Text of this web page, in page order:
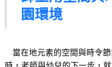
園環境
當在地元素的空間與時令